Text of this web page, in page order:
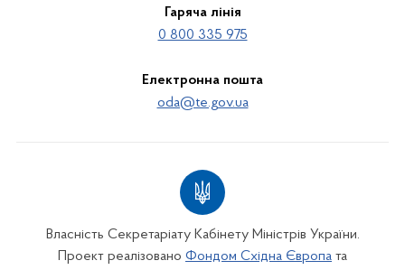
Гаряча лінія
0 800 335 975
Електронна пошта
oda@te.gov.ua
Власність Секретаріату Кабінету Міністрів України.
Проект реалізовано Фондом Східна Європа та